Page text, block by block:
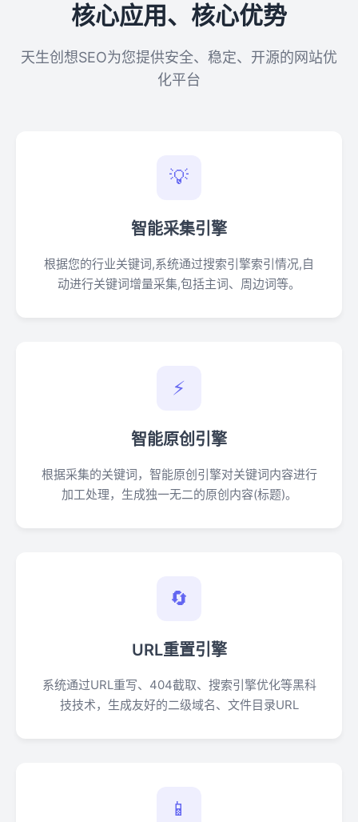
核心应用、核心优势
天生创想SEO为您提供安全、稳定、开源的网站优
化平台
💡
智能采集引擎
根据您的行业关键词,系统通过搜索引擎索引情况,自
动进行关键词增量采集,包括主词、周边词等。
⚡
智能原创引擎
根据采集的关键词，智能原创引擎对关键词内容进行
加工处理，生成独一无二的原创内容(标题)。
🔄
URL重置引擎
系统通过URL重写、404截取、搜索引擎优化等黑科
技技术，生成友好的二级域名、文件目录URL
📱